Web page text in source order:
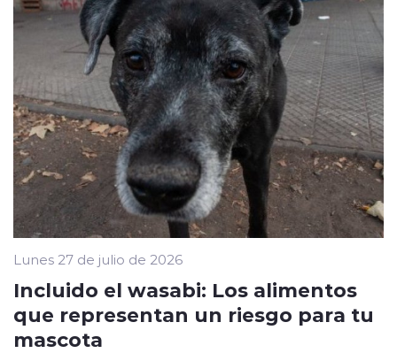
Lunes 27 de julio de 2026
Incluido el wasabi: Los alimentos
que representan un riesgo para tu
mascota